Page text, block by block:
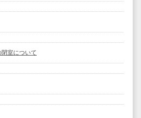
室について